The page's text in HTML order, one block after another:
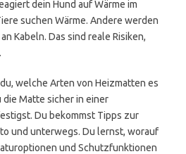
dein Hund auf Wärme im
suchen Wärme. Andere werden
Kabeln. Das sind reale Risiken,
welche Arten von Heizmatten es
Matte sicher in einer
Du bekommst Tipps zur
und unterwegs. Du lernst, worauf
und Schutzfunktionen